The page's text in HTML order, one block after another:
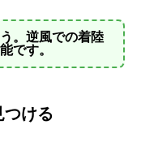
。逆風での着陸
です。
つける